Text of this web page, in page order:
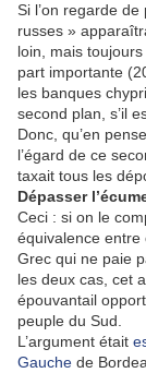
Si l’on regarde
russes »
loin, mais
part importante
les banques
second plan, s’il
Donc, qu’en
l’égard de ce
taxait tous les
Dépasser
Ceci : si on le
équivalence entre
Grec qui ne paie
les deux cas, cet
épouvantail
peuple du Sud.
L’argument était
Gauche de